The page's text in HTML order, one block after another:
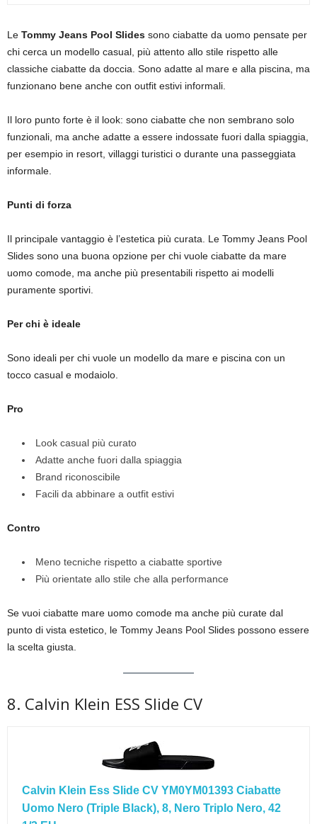
Le Tommy Jeans Pool Slides sono ciabatte da uomo pensate per
chi cerca un modello casual, più attento allo stile rispetto alle
classiche ciabatte da doccia. Sono adatte al mare e alla piscina, ma
funzionano bene anche con outfit estivi informali.
Il loro punto forte è il look: sono ciabatte che non sembrano solo
funzionali, ma anche adatte a essere indossate fuori dalla spiaggia,
per esempio in resort, villaggi turistici o durante una passeggiata
informale.
Punti di forza
Il principale vantaggio è l’estetica più curata. Le Tommy Jeans Pool
Slides sono una buona opzione per chi vuole ciabatte da mare
uomo comode, ma anche più presentabili rispetto ai modelli
puramente sportivi.
Per chi è ideale
Sono ideali per chi vuole un modello da mare e piscina con un
tocco casual e modaiolo.
Pro
Look casual più curato
Adatte anche fuori dalla spiaggia
Brand riconoscibile
Facili da abbinare a outfit estivi
Contro
Meno tecniche rispetto a ciabatte sportive
Più orientate allo stile che alla performance
Se vuoi ciabatte mare uomo comode ma anche più curate dal
punto di vista estetico, le Tommy Jeans Pool Slides possono essere
la scelta giusta.
8. Calvin Klein ESS Slide CV
Calvin Klein Ess Slide CV YM0YM01393 Ciabatte
Uomo Nero (Triple Black), 8, Nero Triplo Nero, 42